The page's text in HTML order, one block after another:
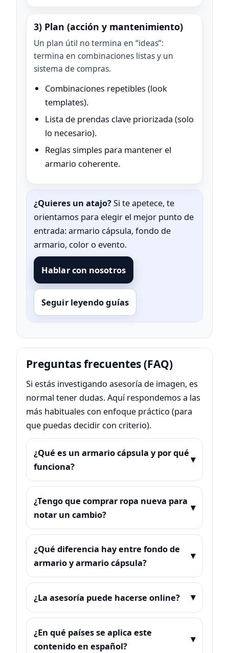
3) Plan (acción y mantenimiento)
Un plan útil no termina en “ideas”:
termina en combinaciones listas y un
sistema de compras.
Combinaciones repetibles (look
templates).
Lista de prendas clave priorizada (solo
lo necesario).
Reglas simples para mantener el
armario coherente.
¿Quieres un atajo?Si te apetece, te
orientamos para elegir el mejor punto de
entrada: armario cápsula, fondo de
armario, color o evento.
Hablar con nosotros
Seguir leyendo guías
Preguntas frecuentes (FAQ)
Si estás investigando asesoría de imagen, es
normal tener dudas. Aquí respondemos a las
más habituales con enfoque práctico (para
que puedas decidir con criterio).
¿Qué es un armario cápsula y por qué
funciona?
¿Tengo que comprar ropa nueva para
notar un cambio?
¿Qué diferencia hay entre fondo de
armario y armario cápsula?
¿La asesoría puede hacerse online?
¿En qué países se aplica este
contenido en español?